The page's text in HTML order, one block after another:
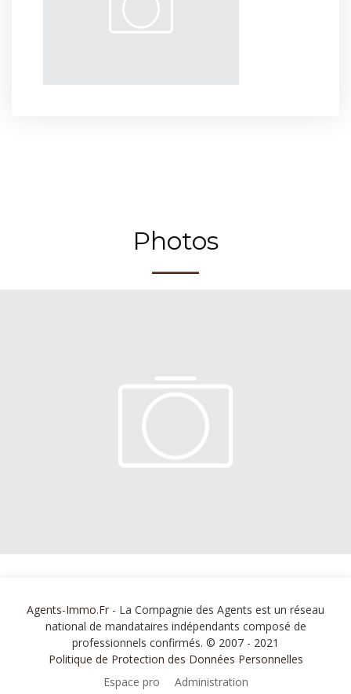
Photos
Agents-Immo.Fr - La Compagnie des Agents est un réseau
national de mandataires indépendants composé de
professionnels confirmés. © 2007 - 2021
Politique de Protection des Données Personnelles
Espace pro
Administration